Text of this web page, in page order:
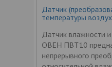
Датчик
температуры
Датчик влажности
ОВЕН ПВТ10
непрерывного